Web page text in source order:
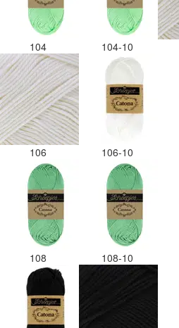
104 104-10
106 106-10
108 108-10